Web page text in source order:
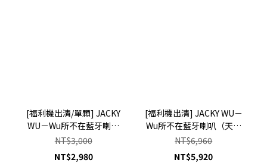
[福利機出清/單顆] JACKY
WU－Wu所不在藍牙喇叭
（天王行動K歌音響）
$2980
NT$3,000
NT$2,980
[福利機出清] JACKY WU－
Wu所不在藍牙喇叭（天王
行動K歌音響）$5920
NT$6,960
NT$5,920